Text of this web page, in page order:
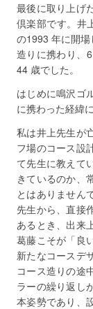
最後に取り上げ
倶楽部です。井
の1993 年に開
造りに携わり、
44 歳でした。
はじめに鳴沢ゴ
に携わった経緯
私は井上先生が
フ場のコース設
て先生に教えて
きているのか、
とはありません
先生から、直接
あるとき、出来
葛藤こそが「良
新たなコースデ
コース造りの途
ラーの繰り返し
本姿勢であり、